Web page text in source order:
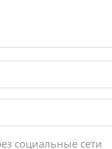
социальные сети